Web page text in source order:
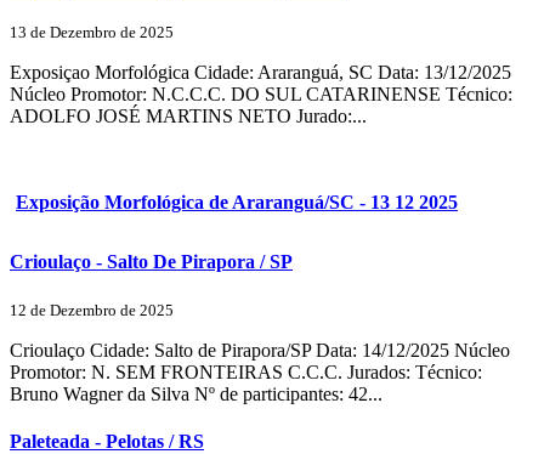
13 de Dezembro de 2025
Exposiçao Morfológica Cidade: Araranguá, SC Data: 13/12/2025
Núcleo Promotor: N.C.C.C. DO SUL CATARINENSE Técnico:
ADOLFO JOSÉ MARTINS NETO Jurado:...
Exposição Morfológica de Araranguá/SC - 13 12 2025
Crioulaço - Salto De Pirapora / SP
12 de Dezembro de 2025
Crioulaço Cidade: Salto de Pirapora/SP Data: 14/12/2025 Núcleo
Promotor: N. SEM FRONTEIRAS C.C.C. Jurados: Técnico:
Bruno Wagner da Silva Nº de participantes: 42...
Paleteada - Pelotas / RS